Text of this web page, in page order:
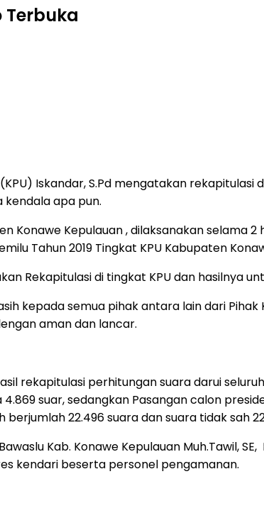
Terbuka
Iskandar, S.Pd mengatakan
kendala apa pun.
Kepulauan , dilaksanakan selama 2
Tahun 2019 Tingkat KPU Kabupaten
Rekapitulasi di tingkat KPU dan hasilnya
kepada semua pihak antara lain dari Pihak
aman dan lancar.
rekapitulasi perhitungan suara darui
suar, sedangkan Pasangan calon
22.496 suara dan suara tidak sah
Kab. Konawe Kepulauan Muh.Tawil, SE,
kendari beserta personel pengamanan.